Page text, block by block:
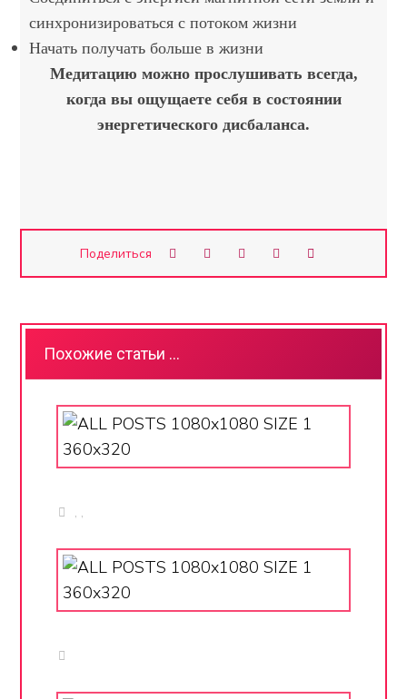
синхронизироваться с потоком жизни
Начать получать больше в жизни
Медитацию можно прослушивать всегда,
когда вы ощущаете себя в состоянии
энергетического дисбаланса.
Похожие статьи ...
, ,